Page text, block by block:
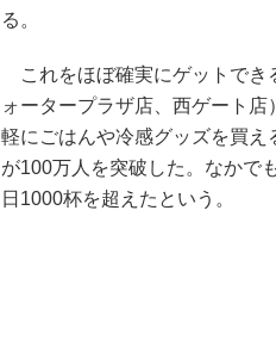
る。
これをほぼ確実にゲットでき
ォータープラザ店、西ゲート
軽にごはんや冷感グッズを買
が100万人を突破した。なかで
日1000杯を超えたという。